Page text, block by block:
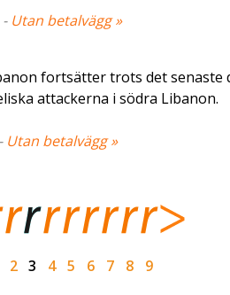
Utan betalvägg »
fortsätter trots det senaste
attackerna i södra Libanon.
Utan betalvägg »
2 3 4 5 6 7 8 9